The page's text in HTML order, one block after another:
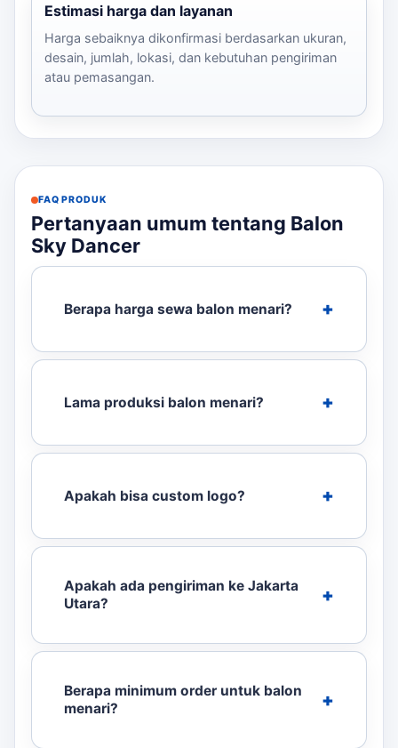
Estimasi harga dan layanan
Harga sebaiknya dikonfirmasi berdasarkan ukuran,
desain, jumlah, lokasi, dan kebutuhan pengiriman
atau pemasangan.
FAQ PRODUK
Pertanyaan umum tentang Balon
Sky Dancer
Berapa harga sewa balon menari?
Lama produksi balon menari?
Apakah bisa custom logo?
Apakah ada pengiriman ke Jakarta
Utara?
Berapa minimum order untuk balon
menari?